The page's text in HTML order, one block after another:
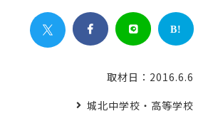
  B!
取材日：2016.6.6
城北中学校・高等学校